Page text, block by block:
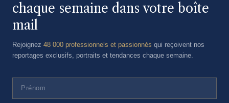
chaque semaine dans votre boîte
mail
Rejoignez 48 000 professionnels et passionnés qui reçoivent nos
reportages exclusifs, portraits et tendances chaque semaine.